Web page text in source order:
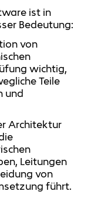
ist in
Bedeutung:
von
wichtig,
Teile
und
Architektur
Leitungen
von
führt.